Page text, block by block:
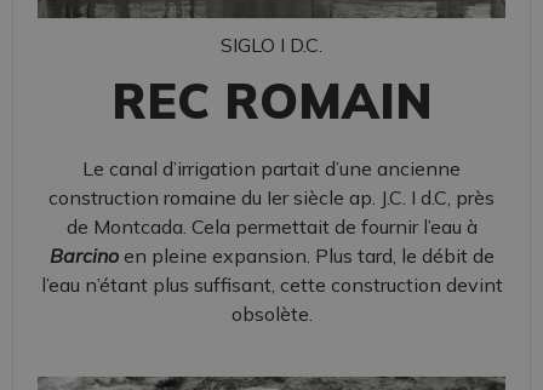
SIGLO I D.C.
REC ROMAIN
Le canal d’irrigation partait d’une ancienne
construction romaine du Ier siècle ap. J.C. I d.C, près
de Montcada. Cela permettait de fournir l’eau à
Barcinoen pleine expansion. Plus tard, le débit de
l’eau n’étant plus suffisant, cette construction devint
obsolète.